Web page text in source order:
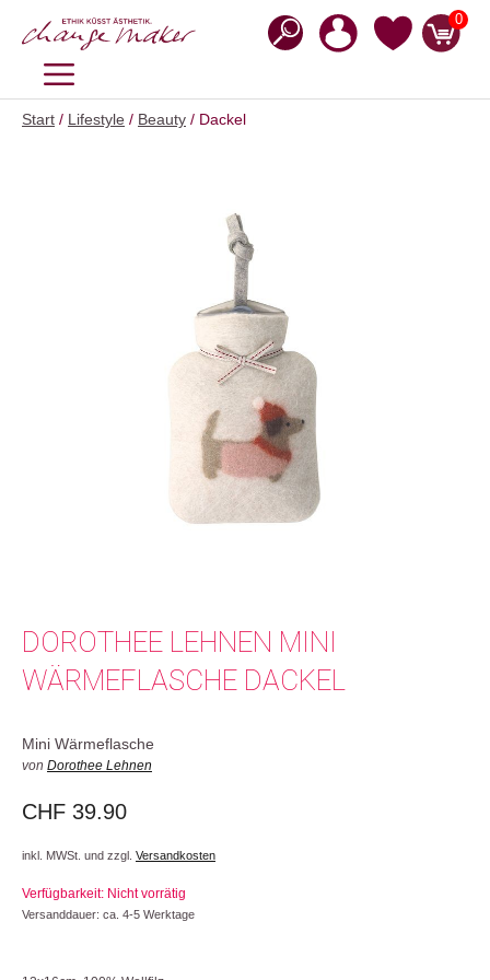
Inhalt
0
MENÜ
Start / Lifestyle / Beauty / Dackel
DOROTHEE LEHNEN MINI
WÄRMEFLASCHE DACKEL
Mini Wärmeflasche
von Dorothee Lehnen
CHF 39.90
inkl. MWSt. und zzgl. Versandkosten
Verfügbarkeit: Nicht vorrätig
Versanddauer: ca. 4-5 Werktage